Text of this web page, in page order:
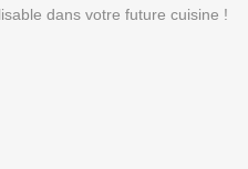
dans votre future cuisine !